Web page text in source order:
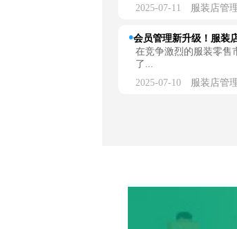
2025-07-11 服装店管
会员管理新升级！服装
在竞争激烈的服装零售
了...
2025-07-10 服装店管